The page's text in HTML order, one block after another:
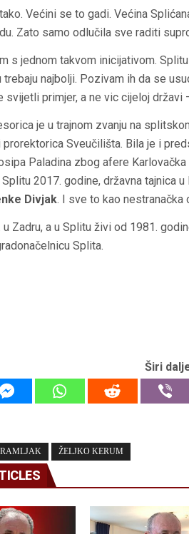
Većini se to gadi. Većina
Zato samo odlučila sve raditi
s jednom takvom inicijativom.
najbolji. Pozivam ih da se
svijetli primjer, a ne vic cijeloj državi
je u trajnom zvanju na
Sveučilišta. Bila je i
Paladina zbog afere
2017. godine, državna tajnica
Divjak. I sve to kao nestranačka
u Zadru, a u Splitu živi od 1981.
Splita.
Širi
ŽELJKO KERUM